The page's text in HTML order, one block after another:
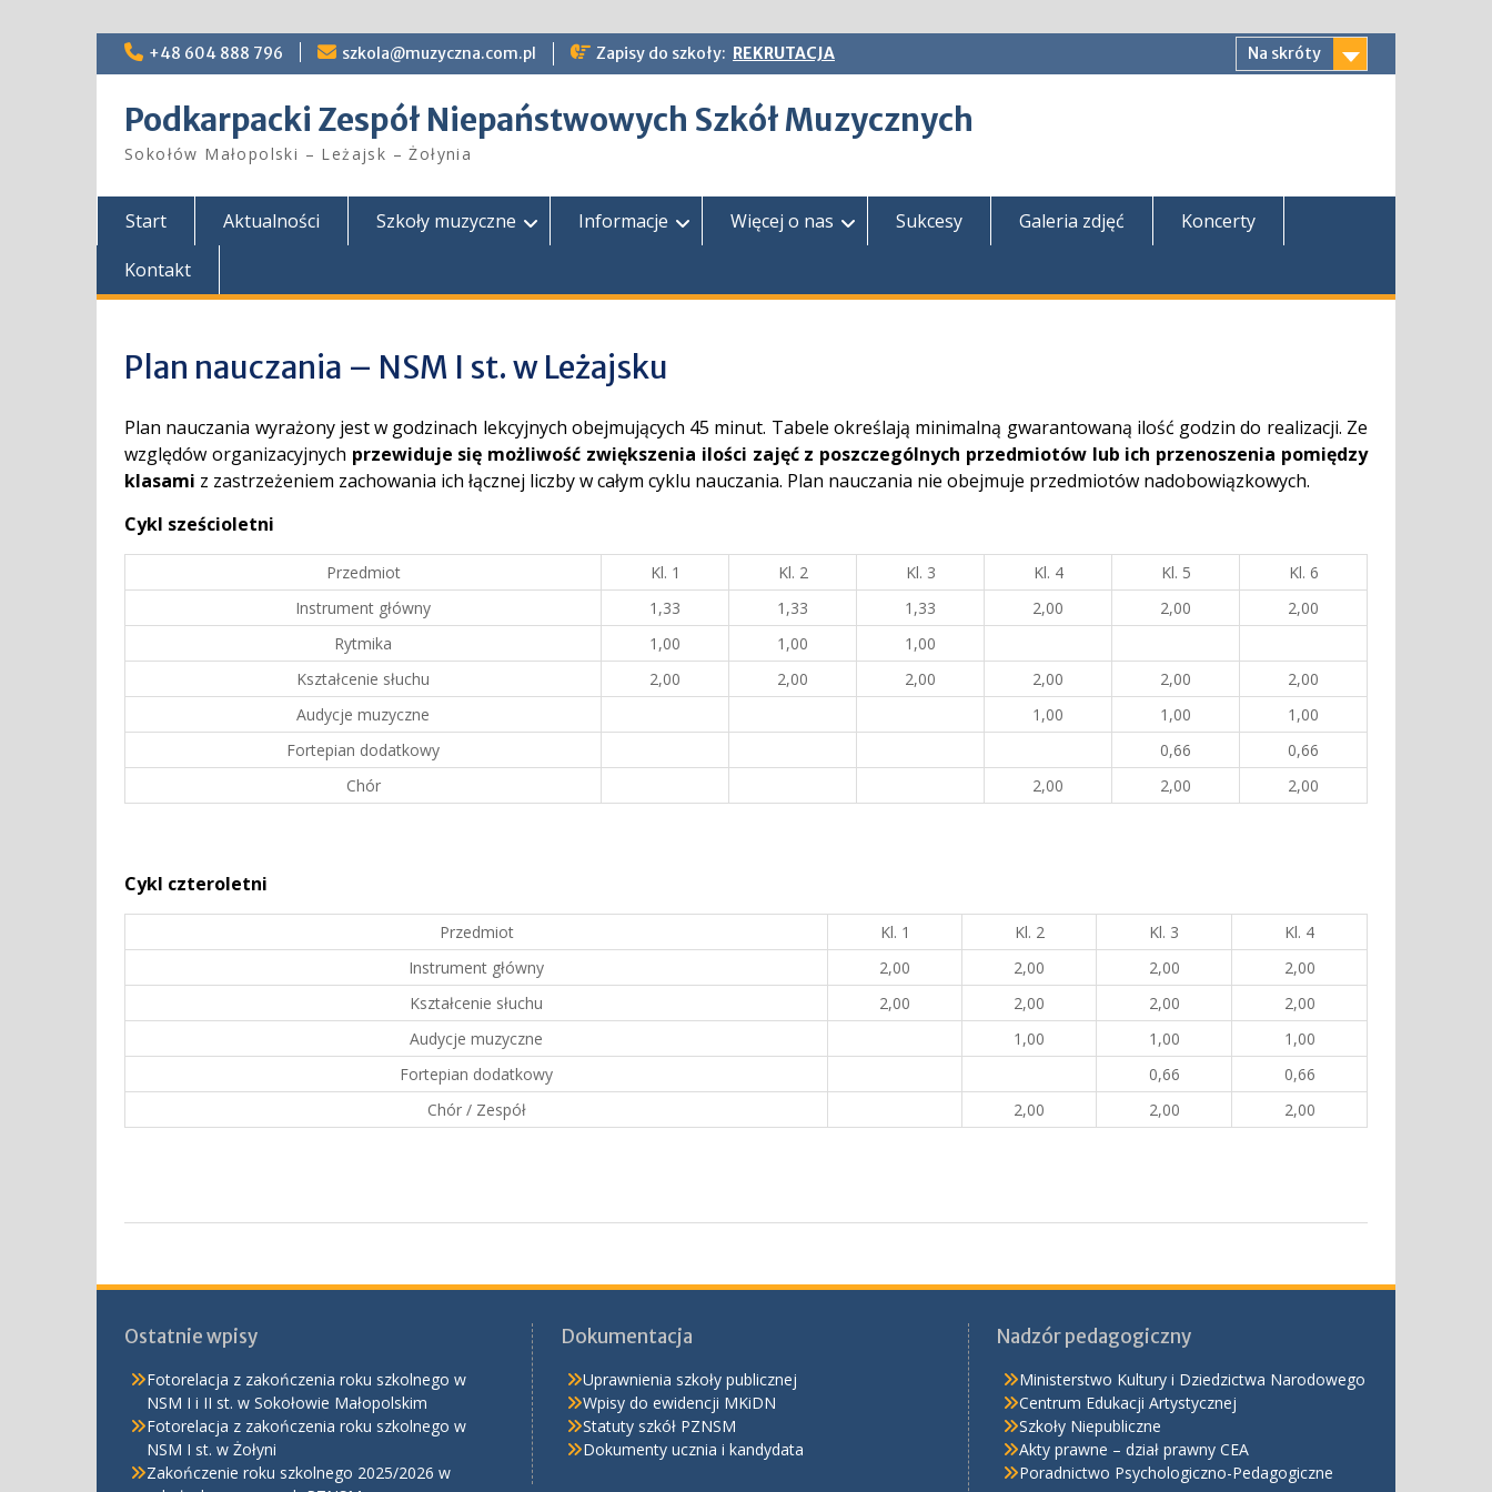
Skip
+48 604 888 796 szkola@muzyczna.com.pl Zapisy do szkoły: REKRUTACJA Na skróty
Podkarpacki Zespół Niepaństwowych Szkół Muzycznych
Sokołów Małopolski – Leżajsk – Żołynia
Start Aktualności Szkoły muzyczne Informacje Więcej o nas Sukcesy Galeria zdjęć
Koncerty
Kontakt
Plan nauczania – NSM I st. w Leżajsku
Plan nauczania wyrażony jest w godzinach lekcyjnych obejmujących 45 minut. Tabele określają minimalną gwarantowaną ilość godzin do realizacji. Ze
względów organizacyjnych przewiduje się możliwość zwiększenia ilości zajęć z poszczególnych przedmiotów lub ich przenoszenia pomiędzy
klasami z zastrzeżeniem zachowania ich łącznej liczby w całym cyklu nauczania. Plan nauczania nie obejmuje przedmiotów nadobowiązkowych.
Cykl sześcioletni
Przedmiot Kl. 1 Kl. 2 Kl. 3 Kl. 4 Kl. 5
Kl. 6
Instrument główny
1,33 1,33 1,33 2,00 2,00
2,00
Rytmika
1,00 1,00
1,00
Kształcenie słuchu
2,00 2,00 2,00 2,00 2,00
2,00
Audycje muzyczne
1,00 1,00
1,00
Fortepian dodatkowy
0,66
0,66
Chór
2,00 2,00 2,00
Cykl czteroletni
Przedmiot Kl. 1 Kl. 2 Kl. 3
Kl. 4
Instrument główny
2,00 2,00 2,00
2,00
Kształcenie słuchu
2,00 2,00 2,00
2,00
Audycje muzyczne
1,00 1,00
1,00
Fortepian dodatkowy
0,66
0,66
Chór / Zespół
2,00 2,00 2,00
Ostatnie wpisy
Fotorelacja z zakończenia roku szkolnego w
NSM I i II st. w Sokołowie Małopolskim
Fotorelacja z zakończenia roku szkolnego w
NSM I st. w Żołyni
Zakończenie roku szkolnego 2025/2026 w
Dokumentacja
Uprawnienia szkoły publicznej
Wpisy do ewidencji MKiDN
Statuty szkół PZNSM
Dokumenty ucznia i kandydata
Nadzór pedagogiczny
Ministerstwo Kultury i Dziedzictwa Narodowego
Centrum Edukacji Artystycznej
Szkoły Niepubliczne
Akty prawne – dział prawny CEA
Poradnictwo Psychologiczno-Pedagogiczne